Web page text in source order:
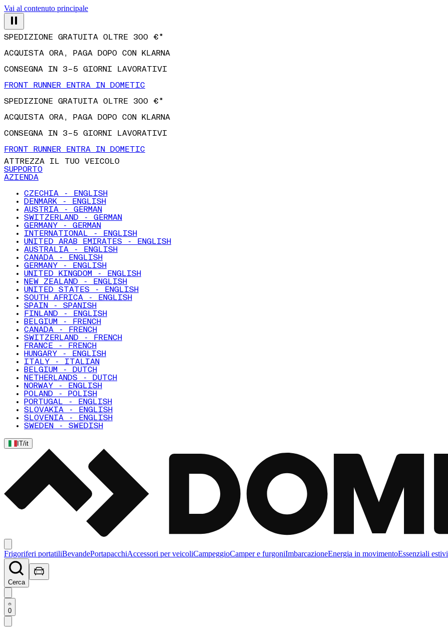
Vai al contenuto principale
SPEDIZIONE GRATUITA OLTRE 300 €*
ACQUISTA ORA, PAGA DOPO CON KLARNA
CONSEGNA IN 3–5 GIORNI LAVORATIVI
FRONT RUNNER ENTRA IN DOMETIC
SPEDIZIONE GRATUITA OLTRE 300 €*
ACQUISTA ORA, PAGA DOPO CON KLARNA
CONSEGNA IN 3–5 GIORNI LAVORATIVI
FRONT RUNNER ENTRA IN DOMETIC
ATTREZZA IL TUO VEICOLO
SUPPORTO
AZIENDA
CZECHIA - ENGLISH
DENMARK - ENGLISH
AUSTRIA - GERMAN
SWITZERLAND - GERMAN
GERMANY - GERMAN
INTERNATIONAL - ENGLISH
UNITED ARAB EMIRATES - ENGLISH
AUSTRALIA - ENGLISH
CANADA - ENGLISH
GERMANY - ENGLISH
UNITED KINGDOM - ENGLISH
NEW ZEALAND - ENGLISH
UNITED STATES - ENGLISH
SOUTH AFRICA - ENGLISH
SPAIN - SPANISH
FINLAND - ENGLISH
BELGIUM - FRENCH
CANADA - FRENCH
SWITZERLAND - FRENCH
FRANCE - FRENCH
HUNGARY - ENGLISH
ITALY - ITALIAN
BELGIUM - DUTCH
NETHERLANDS - DUTCH
NORWAY - ENGLISH
POLAND - POLISH
PORTUGAL - ENGLISH
SLOVAKIA - ENGLISH
SLOVENIA - ENGLISH
SWEDEN - SWEDISH
IT/it
Frigoriferi portatiliBevandePortapacchiAccessori per veicoliCampeggioCamper e furgoniImbarcazioneEnergia in movimentoEssenziali estivi
Cerca
0